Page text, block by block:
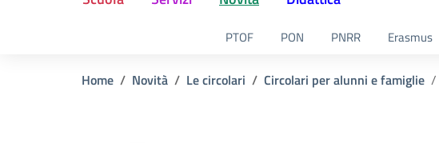
PTOF PON PNRR Erasmus
Home Novità Le circolari Circolari per alunni e famiglie